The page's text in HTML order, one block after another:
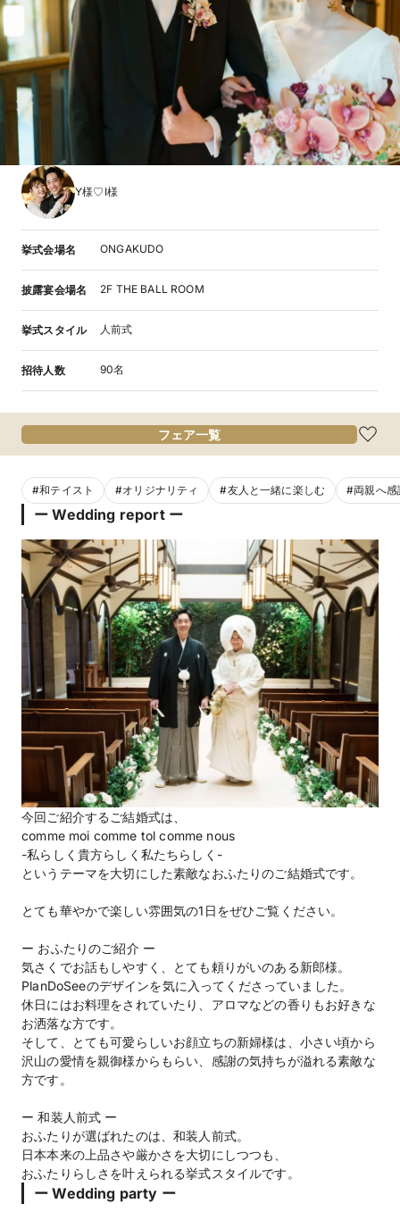
Y様♡I様
挙式会場名 ONGAKUDO
披露宴会場名 2F THE BALL ROOM
挙式スタイル 人前式
招待人数 90名
フェア一覧
#和テイスト #オリジナリティ #友人と一緒に楽しむ #両親へ
ー Wedding report ー
今回ご紹介するご結婚式は、
comme moi comme tol comme nous
-私らしく貴方らしく私たちらしく-
というテーマを大切にした素敵なおふたりのご結婚式です。
とても華やかで楽しい雰囲気の1日をぜひご覧ください。
ー おふたりのご紹介 ー
気さくでお話もしやすく、とても頼りがいのある新郎様。
PlanDoSeeのデザインを気に入ってくださっていました。
休日にはお料理をされていたり、アロマなどの香りもお好きな
お洒落な方です。
そして、とても可愛らしいお顔立ちの新婦様は、小さい頃から
沢山の愛情を親御様からもらい、感謝の気持ちが溢れる素敵な
方です。
ー 和装人前式 ー
おふたりが選ばれたのは、和装人前式。
日本本来の上品さや厳かさを大切にしつつも、
おふたりらしさを叶えられる挙式スタイルです。
ー Wedding party ー